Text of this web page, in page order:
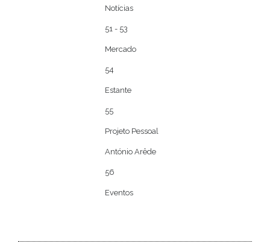
Notícias
51 - 53
Mercado
54
Estante
55
Projeto Pessoal
António Arêde
56
Eventos